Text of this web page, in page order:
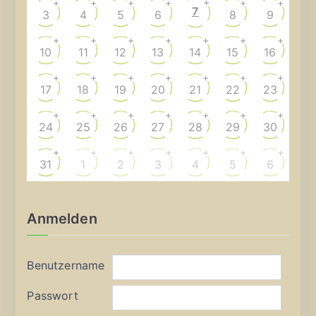
3
+
4
+
5
+
6
+
7 8
+
9
+
10
+
11
+
12
+
13
+
14
+
15
+
16
+
17
+
18
+
19
+
20
+
21
+
22
+
23
+
24
+
25
+
26
+
27
+
28
+
29
+
30
+
31
+
1
+
2
+
3
+
4
+
5
+
6
+
Anmelden
Benutzername
Passwort